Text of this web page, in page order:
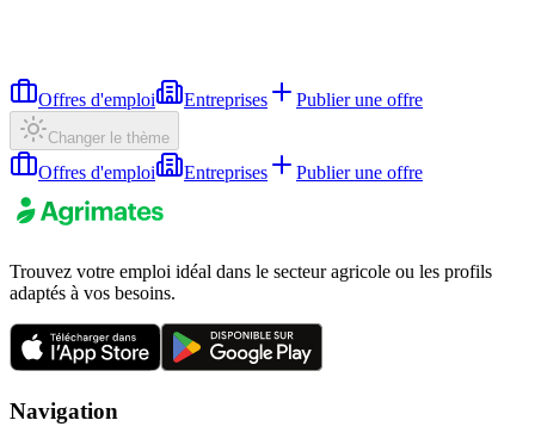
Offres d'emploi Entreprises Publier une offre
Changer le thème
Offres d'emploi Entreprises Publier une offre
Trouvez votre emploi idéal dans le secteur agricole ou les profils
adaptés à vos besoins.
Navigation